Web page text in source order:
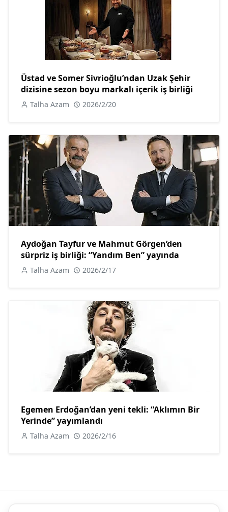
Üstad ve Somer Sivrioğlu’ndan Uzak Şehir
dizisine sezon boyu markalı içerik iş birliği
Talha Azam 2026/2/20
Aydoğan Tayfur ve Mahmut Görgen’den
sürpriz iş birliği: “Yandım Ben” yayında
Talha Azam 2026/2/17
Egemen Erdoğan’dan yeni tekli: “Aklımın Bir
Yerinde” yayımlandı
Talha Azam 2026/2/16